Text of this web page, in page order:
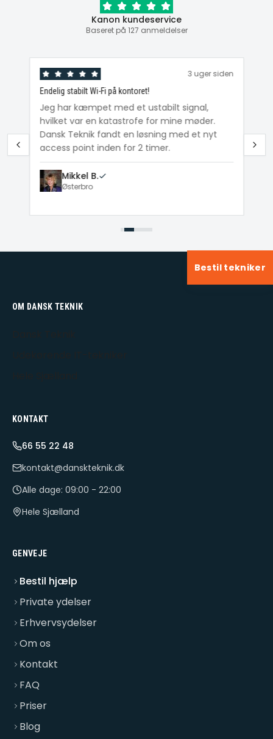
Kanon kundeservice
Baseret på 127 anmeldelser
3 uger siden
Endelig stabilt Wi-Fi på kontoret!
Jeg har kæmpet med et ustabilt signal,
hvilket var en katastrofe for mine møder.
Dansk Teknik fandt en løsning med et nyt
access point inden for 2 timer.
Mikkel B.
Østerbro
OM DANSK TEKNIK
KONTAKT
66 55 22 48
kontakt@danskteknik.dk
Alle dage: 09:00 - 22:00
Hele Sjælland
GENVEJE
Bestil hjælp
Private ydelser
Erhvervsydelser
Om os
Kontakt
FAQ
Priser
Blog
Bestil tekniker